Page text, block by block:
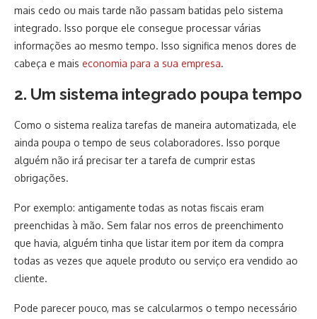
mais cedo ou mais tarde não passam batidas pelo sistema
integrado. Isso porque ele consegue processar várias
informações ao mesmo tempo. Isso significa menos dores de
cabeça e mais economia para a sua empresa.
2. Um sistema integrado poupa tempo
Como o sistema realiza tarefas de maneira automatizada, ele
ainda poupa o tempo de seus colaboradores. Isso porque
alguém não irá precisar ter a tarefa de cumprir estas
obrigações.
Por exemplo: antigamente todas as notas fiscais eram
preenchidas à mão. Sem falar nos erros de preenchimento
que havia, alguém tinha que listar item por item da compra
todas as vezes que aquele produto ou serviço era vendido ao
cliente.
Pode parecer pouco, mas se calcularmos o tempo necessário